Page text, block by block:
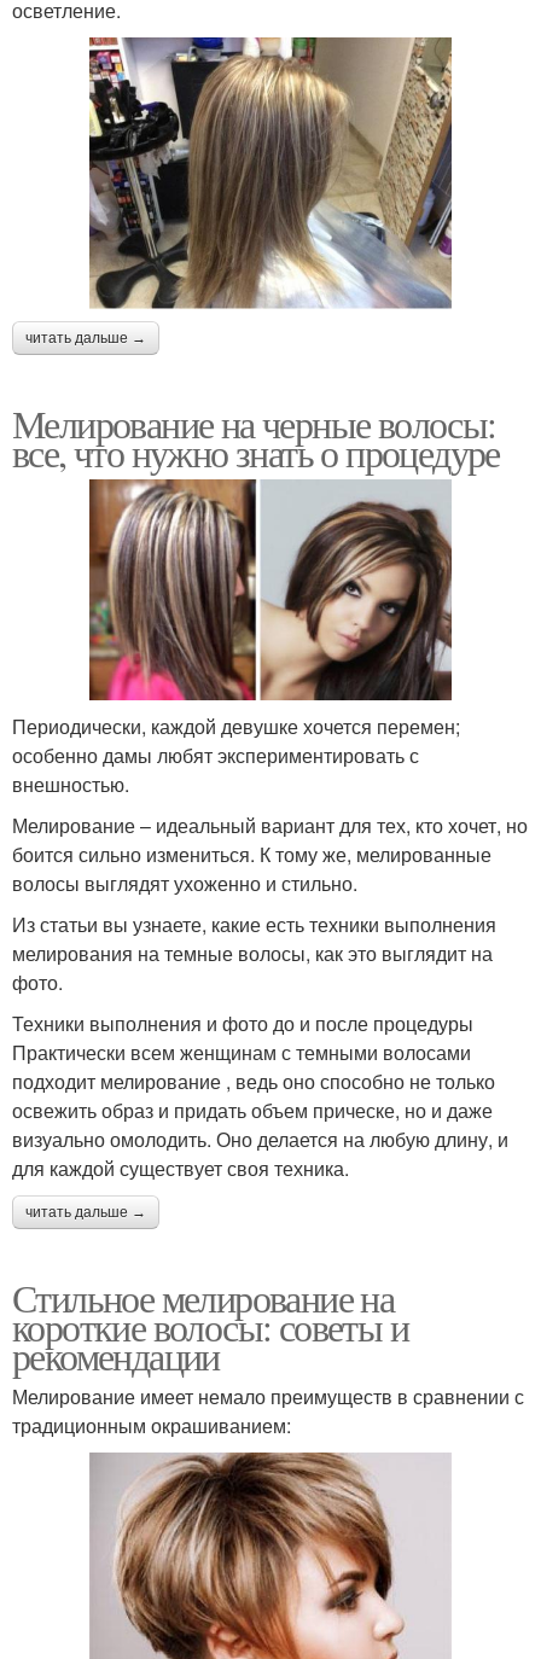
осветление.
читать дальше →
Мелирование на черные волосы:
все, что нужно знать о процедуре
Периодически, каждой девушке хочется перемен;
особенно дамы любят экспериментировать с
внешностью.
Мелирование – идеальный вариант для тех, кто хочет, но
боится сильно измениться. К тому же, мелированные
волосы выглядят ухоженно и стильно.
Из статьи вы узнаете, какие есть техники выполнения
мелирования на темные волосы, как это выглядит на
фото.
Техники выполнения и фото до и после процедуры
Практически всем женщинам с темными волосами
подходит мелирование , ведь оно способно не только
освежить образ и придать объем прическе, но и даже
визуально омолодить. Оно делается на любую длину, и
для каждой существует своя техника.
читать дальше →
Стильное мелирование на
короткие волосы: советы и
рекомендации
Мелирование имеет немало преимуществ в сравнении с
традиционным окрашиванием: